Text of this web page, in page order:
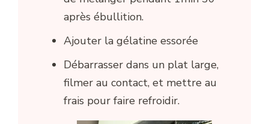
après ébullition.
Ajouter la gélatine essorée
Débarrasser dans un plat large,
filmer au contact, et mettre au
frais pour faire refroidir.